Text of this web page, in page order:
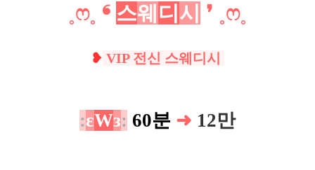
ෆ˳ ❛ 스웨 디 시 ❜ ˳ ෆ˳
❥ VIP 전신 스웨디시
:εWз: 60분 ➜ 12만